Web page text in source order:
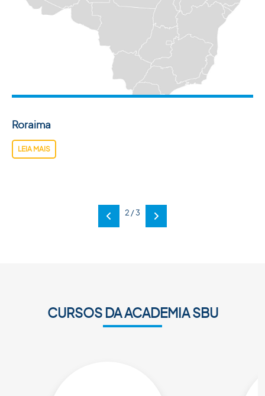
Roraima
LEIA MAIS
Anterior
2 / 3
Próxima
CURSOS DA ACADEMIA SBU